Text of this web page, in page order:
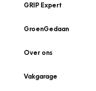
GRIP Expert
GroenGedaan
Over ons
Vakgarage